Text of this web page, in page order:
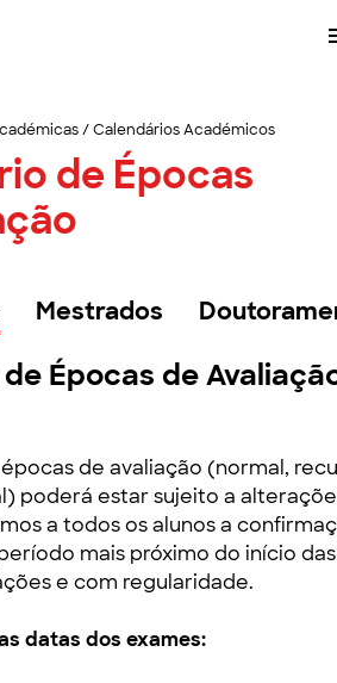
/Calendários Académicos
de Épocas
Mestrados
Épocas de
de avaliação (normal,
poderá estar sujeito a
a todos os alunos a
mais próximo do início das
e com regularidade.
datas dos exames: